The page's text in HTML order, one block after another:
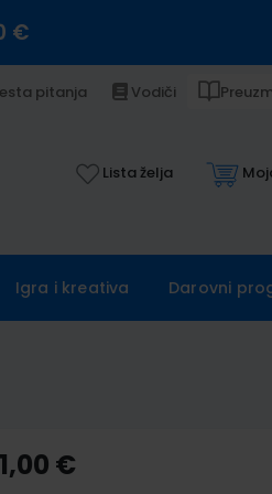
€
pitanja Vodiči
Lista želja
Igra i kreativa Darovni
€